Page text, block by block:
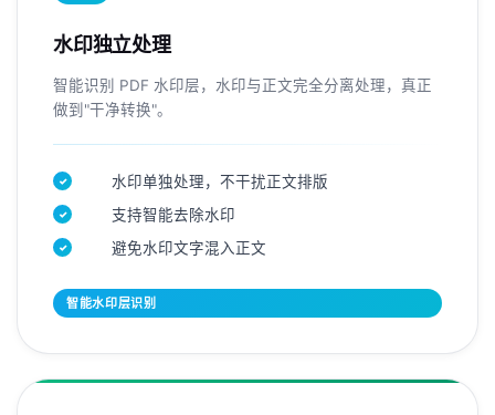
水印独立处理
智能识别 PDF 水印层，水印与正文完全分离处理，真正
做到"干净转换"。
✓ 水印单独处理，不干扰正文排版
✓ 支持智能去除水印
✓ 避免水印文字混入正文
智能水印层识别